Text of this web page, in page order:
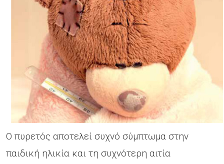
O πυρετός αποτελεί συχνό σύμπτωμα στην
παιδική ηλικία και τη συχνότερη αιτία